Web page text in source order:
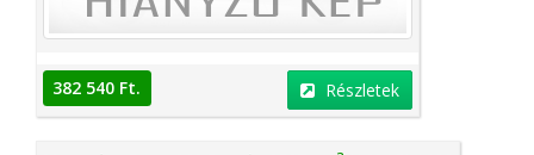
382 540 Ft. Részletek